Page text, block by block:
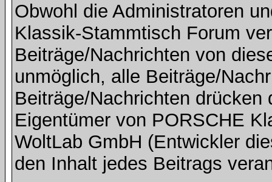
Obwohl die Administratoren
Klassik-Stammtisch Forum
Beiträge/Nachrichten von
unmöglich, alle Beiträge/
Beiträge/Nachrichten
Eigentümer von PORSCHE
WoltLab GmbH (Entwickler
den Inhalt jedes Beitrags